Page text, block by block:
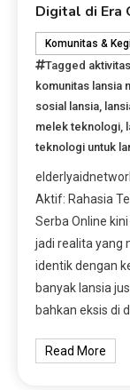
Digital di Era
Komunitas &
Tagged
komunitas lansia
sosial lansia
melek teknologi
teknologi untuk
Aktif: Rahasia
Serba Online
jadi realita yang
identik dengan
banyak lansia
bahkan eksis di
Read More